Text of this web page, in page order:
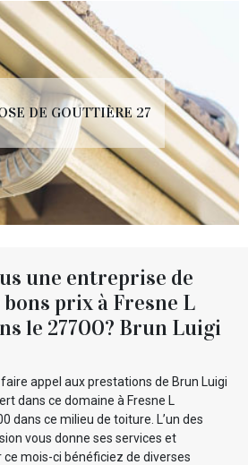
DE GOUTTIÈRE 27
une entreprise de
prix à Fresne L
le 27700? Brun Luigi
appel aux prestations de Brun Luigi
dans ce domaine à Fresne L
dans ce milieu de toiture. L’un des
vous donne ses services et
mois-ci bénéficiez de diverses